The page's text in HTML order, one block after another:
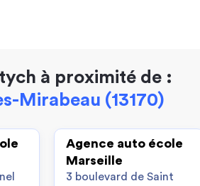
à proximité de :
Mirabeau (13170)
Agence auto école
Marseille
3 boulevard de Saint